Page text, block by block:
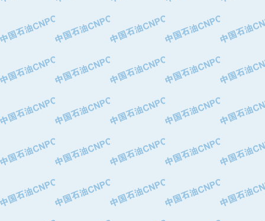
·中国石油华北油田公司
·中国石油锦西石化分公司
·天津钢管集团股份有限公司
·深圳市肯多斯实业发展有限公司
·瓦卢瑞克.曼内斯曼石油专用管（德
·无锡西姆莱斯石油专用管制造有限公
·武汉钢铁（集团）公司
·太原钢铁(集团)有限公司
·马鞍山钢铁股份有限公司
·中国石油天然气股份有限公司兰州石